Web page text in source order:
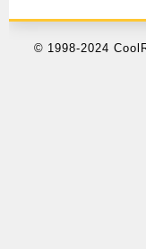
© 1998-2024